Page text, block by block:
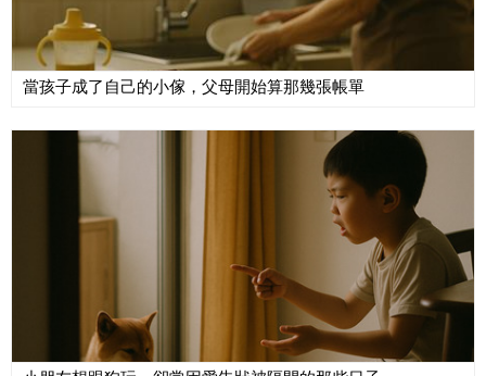
當孩子成了自己的小傢，父母開始算那幾張帳單